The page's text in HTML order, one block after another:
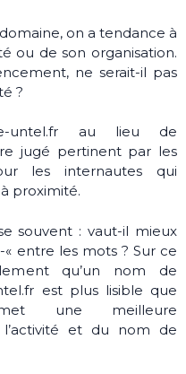
on a tendance à
ou de son organisation.
ne serait-il pas
?
untel.fr au lieu de
jugé pertinent par les
les internautes qui
proximité.
souvent : vaut-il mieux
entre les mots ? Sur ce
qu’un nom de
est plus lisible que
une meilleure
et du nom de